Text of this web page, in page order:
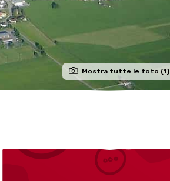
Mostra tutte le foto (1)